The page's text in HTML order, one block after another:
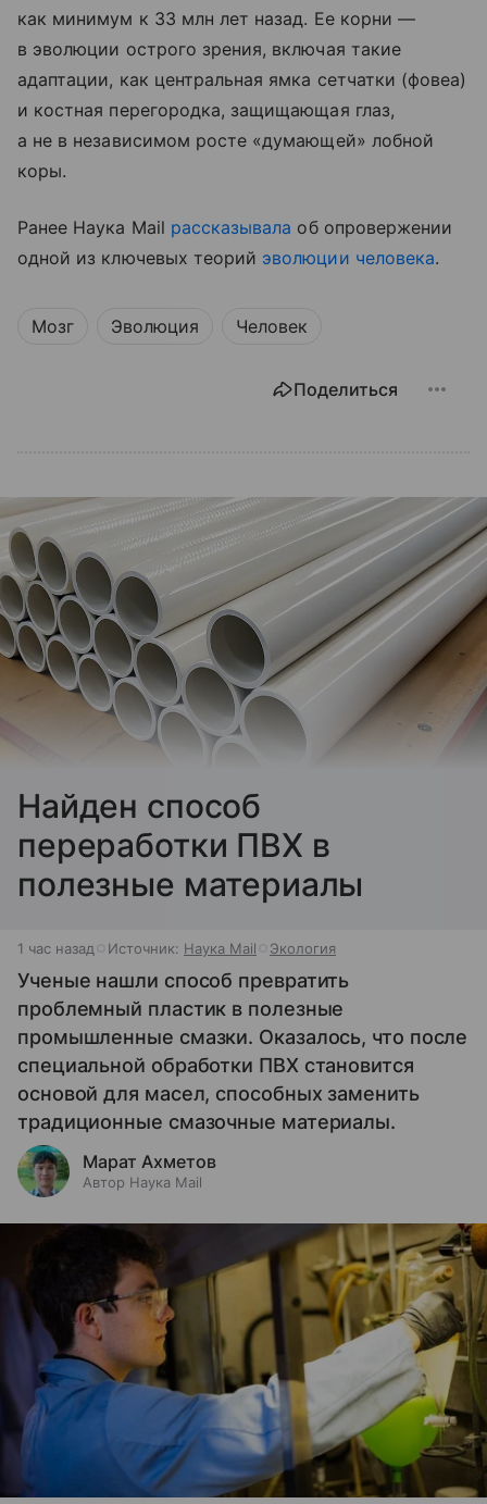
как минимум к 33 млн лет назад. Ее корни —
в эволюции острого зрения, включая такие
адаптации, как центральная ямка сетчатки (фовеа)
и костная перегородка, защищающая глаз,
а не в независимом росте «думающей» лобной
коры.
Ранее Наука Mail рассказывала об опровержении
одной из ключевых теорий эволюции человека.
Мозг Эволюция Человек
Поделиться
Найден способ
переработки ПВХ в
полезные материалы
1 час назад Источник: Наука Mail Экология
Ученые нашли способ превратить
проблемный пластик в полезные
промышленные смазки. Оказалось, что после
специальной обработки ПВХ становится
основой для масел, способных заменить
традиционные смазочные материалы.
Марат Ахметов
Автор Наука Mail